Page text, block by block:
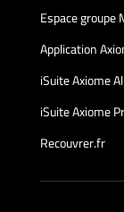
Espace
Application
iSuite Axiome
iSuite Axiome
Recouvrer.fr